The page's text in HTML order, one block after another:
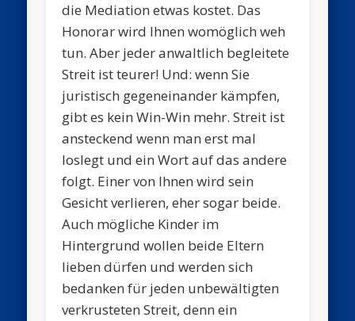
die Mediation etwas kostet. Das
Honorar wird Ihnen womöglich weh
tun. Aber jeder anwaltlich begleitete
Streit ist teurer! Und: wenn Sie
juristisch gegeneinander kämpfen,
gibt es kein Win-Win mehr. Streit ist
ansteckend wenn man erst mal
loslegt und ein Wort auf das andere
folgt. Einer von Ihnen wird sein
Gesicht verlieren, eher sogar beide.
Auch mögliche Kinder im
Hintergrund wollen beide Eltern
lieben dürfen und werden sich
bedanken für jeden unbewältigten
verkrusteten Streit, denn ein